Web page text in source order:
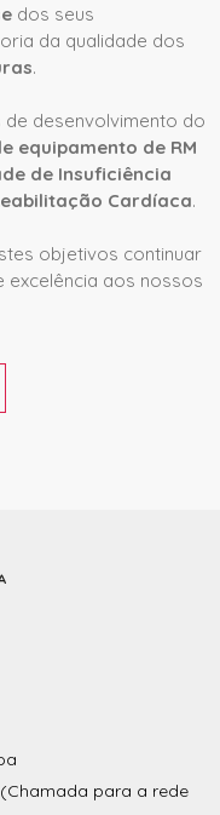
dos seus
da qualidade dos
.
desenvolvimento do
equipamento de RM
de Insuficiência
Cardíaca.
objetivos continuar
excelência aos nossos
(Chamada para a rede